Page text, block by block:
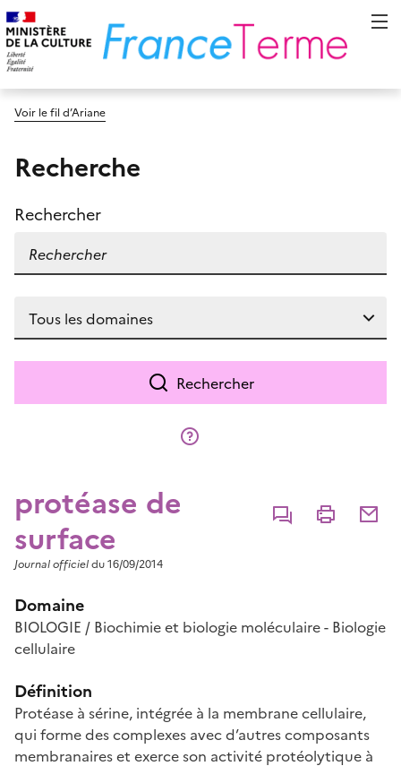
Voir le fil d’Ariane
Recherche
Rechercher
Rechercher
protéase de
surface
CommenterImprimer
Journal officieldu 16/09/2014
Domaine
BIOLOGIE / Biochimie et biologie moléculaire - Biologie
cellulaire
Définition
Protéase à sérine, intégrée à la membrane cellulaire,
qui forme des complexes avec d’autres composants
membranaires et exerce son activité protéolytique à